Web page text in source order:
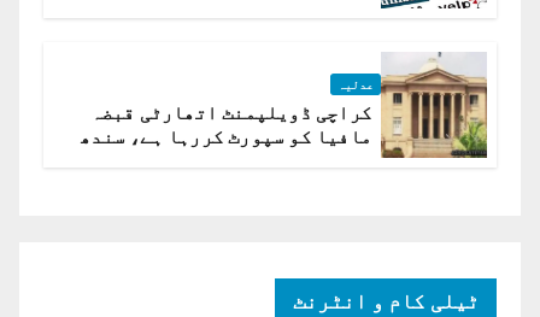
عدلیہ
کراچی ڈویلپمنٹ اتھارٹی قبضہ
مافیا کو سپورٹ کررہا ہے، سندھ
ٹیلی کام و انٹرنٹ